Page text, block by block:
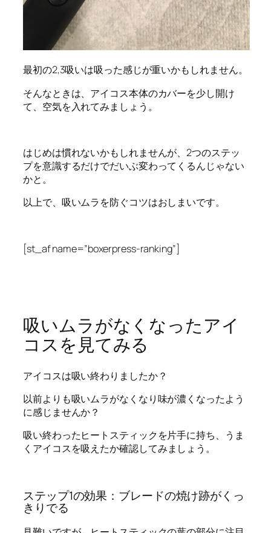
最初の2,3吸いは吸った感じが重いかもしれません。
そんなときは、アイコス本体のカバーを少し開け
て、空気を入れてみましょう。
はじめは慣れないかもしれませんが、2つのステッ
プを意識するだけでだいぶ変わってくるんじゃない
かと。
以上で、吸いムラを防ぐコツはおしまいです。
[st_af name=”boxerpress-ranking”]
吸いムラがなくなったアイ
コスを見てみる
アイコスは吸い終わりましたか？
以前よりも吸いムラがなくなり味が濃くなったよう
に感じませんか？
吸い終わったヒートスティックを片手に持ち、
うま
くアイコスを吸えたか確認してみましょう。
ステップ1の効果：ブレードの焼け跡がくっ
きりでる